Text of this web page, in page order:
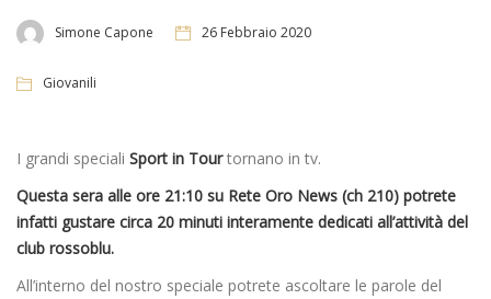
Simone Capone 26 Febbraio 2020
Giovanili
I grandi speciali Sport in Tourtornano in tv.
Questa sera alle ore 21:10 su Rete Oro News (ch 210) potrete
infatti gustare circa 20 minuti interamente dedicati all’attività del
club rossoblu.
All’interno del nostro speciale potrete ascoltare le parole del